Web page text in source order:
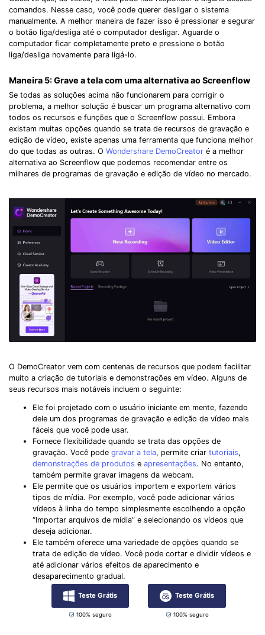
comandos. Nesse caso, você pode querer desligar o sistema
manualmente. A melhor maneira de fazer isso é pressionar e segurar
o botão liga/desliga até o computador desligar. Aguarde o
computador ficar completamente preto e pressione o botão
liga/desliga novamente para ligá-lo.
Maneira 5: Grave a tela com uma alternativa ao Screenflow
Se todas as soluções acima não funcionarem para corrigir o
problema, a melhor solução é buscar um programa alternativo com
todos os recursos e funções que o Screenflow possui. Embora
existam muitas opções quando se trata de recursos de gravação e
edição de vídeo, existe apenas uma ferramenta que funciona melhor
do que todas as outras. O Wondershare DemoCreator é a melhor
alternativa ao Screenflow que podemos recomendar entre os
milhares de programas de gravação e edição de vídeo no mercado.
O DemoCreator vem com centenas de recursos que podem facilitar
muito a criação de tutoriais e demonstrações em vídeo. Alguns de
seus recursos mais notáveis incluem o seguinte:
Ele foi projetado com o usuário iniciante em mente, fazendo
dele um dos programas de gravação e edição de vídeo mais
fáceis que você pode usar.
Fornece flexibilidade quando se trata das opções de
gravação. Você pode gravar a tela, permite criar tutoriais,
demonstrações de produtos e apresentações. No entanto,
também permite gravar imagens da webcam.
Ele permite que os usuários importem e exportem vários
tipos de mídia. Por exemplo, você pode adicionar vários
vídeos à linha do tempo simplesmente escolhendo a opção
“Importar arquivos de mídia” e selecionando os vídeos que
deseja adicionar.
Ele também oferece uma variedade de opções quando se
trata de edição de vídeo. Você pode cortar e dividir vídeos e
até adicionar vários efeitos de aparecimento e
desaparecimento gradual.
Teste Grátis
100% seguro
Teste Grátis
100% seguro